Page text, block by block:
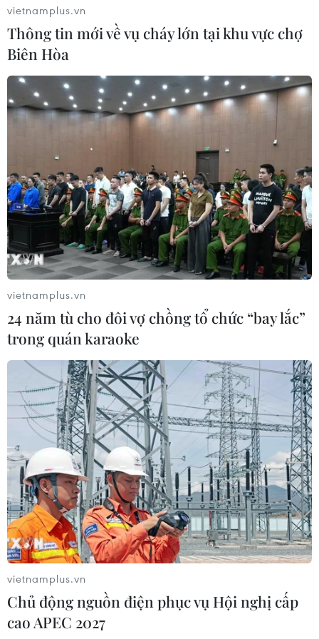
vietnamplus.vn
Thông tin mới về vụ cháy lớn tại khu vực chợ
Biên Hòa
vietnamplus.vn
24 năm tù cho đôi vợ chồng tổ chức “bay lắc”
trong quán karaoke
vietnamplus.vn
Chủ động nguồn điện phục vụ Hội nghị cấp
cao APEC 2027